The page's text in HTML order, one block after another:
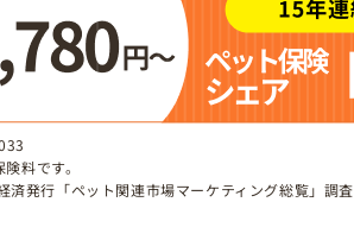
料です。
発行「ペット関連市場マーケティング総覧」調査